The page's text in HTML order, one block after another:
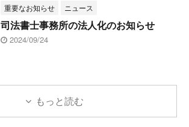
重要なお知らせ ニュース
司法書士事務所の法人化のお知らせ
2024/09/24
もっと読む